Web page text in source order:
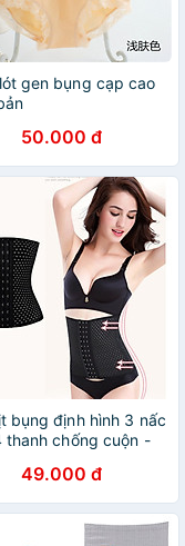
gen bụng cạp cao
50.000 đ
bụng định hình 3 nấc
thanh chống cuộn -
tạo vòng eo thon
nịch bụng chống
mỡ sau sinh -
49.000 đ